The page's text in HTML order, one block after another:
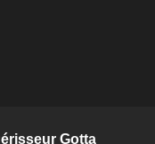
Gotta